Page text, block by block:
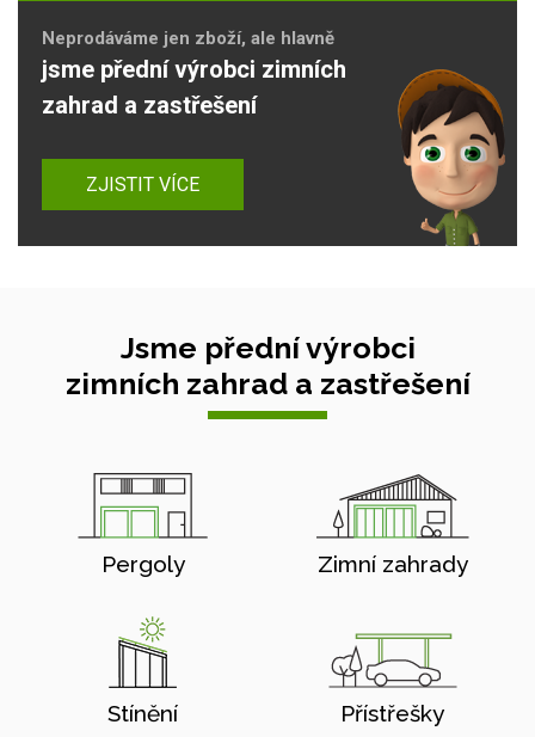
Neprodáváme jen zboží, ale hlavně
jsme přední výrobci zimních
zahrad a zastřešení
ZJISTIT VÍCE
Jsme přední výrobci
zimních zahrad a zastřešení
Pergoly Zimní zahrady
Stínění Přístřešky